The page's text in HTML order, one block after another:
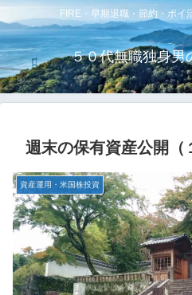
FIRE・早期退職・節約・ポイ
５０代無職独身男
週末の保有資産公開（
資産運用・米国株投資